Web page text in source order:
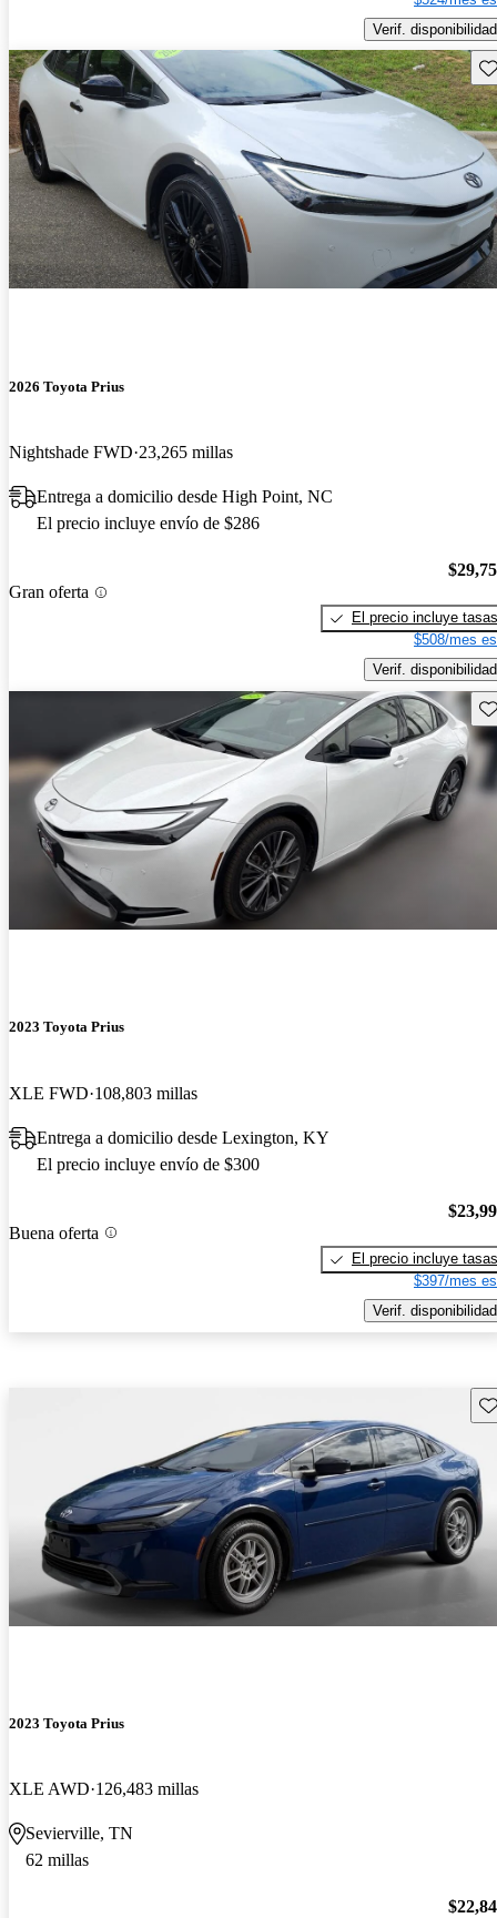
Verif. disponibilidad
2026 Toyota Prius
Nightshade FWD 23,265 millas
Entrega a domicilio desde High Point, NC
El precio incluye envío de $286
Gran oferta
El precio incluye tasas
$508/mes
Verif. disponibilidad
2023 Toyota Prius
XLE FWD 108,803 millas
Entrega a domicilio desde Lexington, KY
El precio incluye envío de $300
Buena oferta
El precio incluye tasas
$397/mes
Verif. disponibilidad
2023 Toyota Prius
XLE AWD 126,483 millas
Sevierville, TN
62 millas